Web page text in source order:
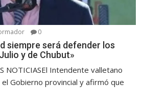
0
siempre será defender los
y de Chubut»
NOTICIASEl Intendente valletano
Gobierno provincial y afirmó que